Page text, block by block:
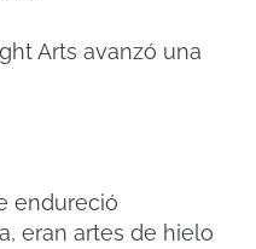
Arts avanzó una
endureció
eran artes de hielo